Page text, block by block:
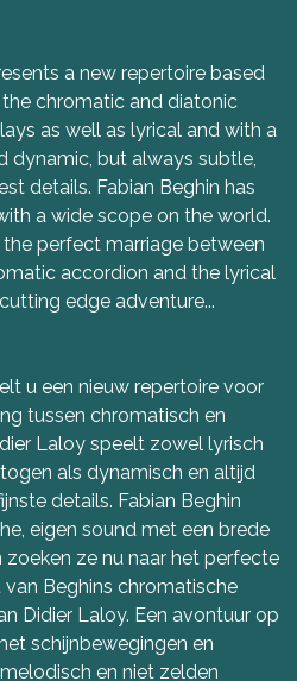
a new repertoire based
chromatic and diatonic
as well as lyrical and with a
dynamic, but always subtle,
details. Fabian Beghin has
a wide scope on the world.
perfect marriage between
accordion and the lyrical
edge adventure...
u een nieuw repertoire voor
tussen chromatisch en
Laloy speelt zowel lyrisch
als dynamisch en altijd
details. Fabian Beghin
eigen sound met een brede
ze nu naar het perfecte
Beghins chromatische
Didier Laloy. Een avontuur op
schijnbewegingen en
en niet zelden